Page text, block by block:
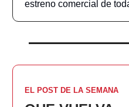
estreno comercial de
EL POST DE LA SEMANA